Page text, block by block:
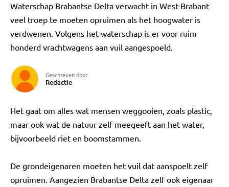
Waterschap Brabantse Delta verwacht in West-Brabant
veel troep te moeten opruimen als het hoogwater is
verdwenen. Volgens het waterschap is er voor ruim
honderd vrachtwagens aan vuil aangespoeld.
Geschreven door
Redactie
Het gaat om alles wat mensen weggooien, zoals plastic,
maar ook wat de natuur zelf meegeeft aan het water,
bijvoorbeeld riet en boomstammen.
De grondeigenaren moeten het vuil dat aanspoelt zelf
opruimen. Aangezien Brabantse Delta zelf ook eigenaar